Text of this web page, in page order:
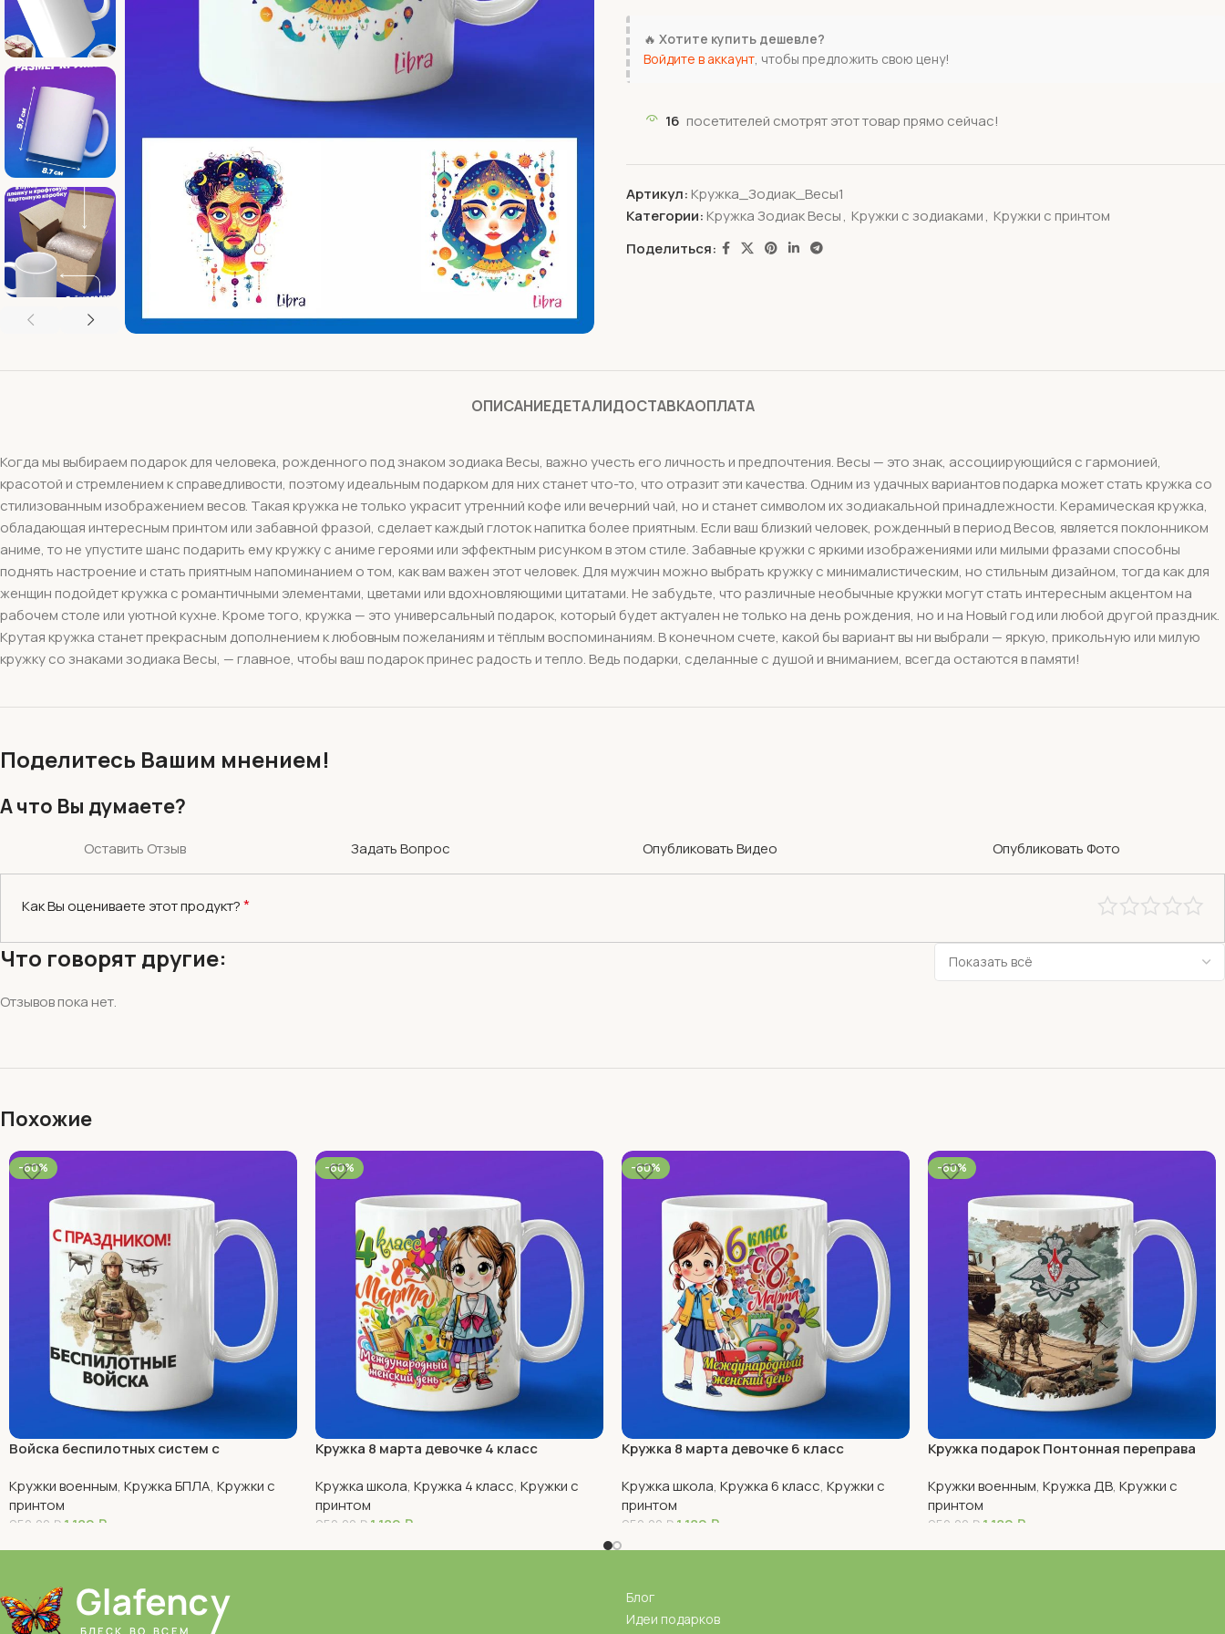
🔥 Хотите купить дешевле?
Войдите в аккаунт, чтобы предложить свою цену!
16 посетителей смотрят этот товар прямо сейчас!
Артикул: Кружка_Зодиак_Весы1
Категории: Кружка Зодиак Весы, Кружки с зодиаками, Кружки с принтом
Поделиться:
ОПИСАНИЕДЕТАЛИДОСТАВКАОПЛАТА
Когда мы выбираем подарок для человека, рожденного под знаком зодиака Весы, важно учесть его личность и предпочтения. Весы — это знак, ассоциирующийся с гармонией,
красотой и стремлением к справедливости, поэтому идеальным подарком для них станет что-то, что отразит эти качества. Одним из удачных вариантов подарка может стать кружка со
стилизованным изображением весов. Такая кружка не только украсит утренний кофе или вечерний чай, но и станет символом их зодиакальной принадлежности. Керамическая кружка,
обладающая интересным принтом или забавной фразой, сделает каждый глоток напитка более приятным. Если ваш близкий человек, рожденный в период Весов, является поклонником
аниме, то не упустите шанс подарить ему кружку с аниме героями или эффектным рисунком в этом стиле. Забавные кружки с яркими изображениями или милыми фразами способны
поднять настроение и стать приятным напоминанием о том, как вам важен этот человек. Для мужчин можно выбрать кружку с минималистическим, но стильным дизайном, тогда как для
женщин подойдет кружка с романтичными элементами, цветами или вдохновляющими цитатами. Не забудьте, что различные необычные кружки могут стать интересным акцентом на
рабочем столе или уютной кухне. Кроме того, кружка — это универсальный подарок, который будет актуален не только на день рождения, но и на Новый год или любой другой праздник.
Крутая кружка станет прекрасным дополнением к любовным пожеланиям и тёплым воспоминаниям. В конечном счете, какой бы вариант вы ни выбрали — яркую, прикольную или милую
кружку со знаками зодиака Весы, — главное, чтобы ваш подарок принес радость и тепло. Ведь подарки, сделанные с душой и вниманием, всегда остаются в памяти!
Поделитесь Вашим мнением!
А что Вы думаете?
Оставить Отзыв Задать Вопрос Опубликовать Видео Опубликовать Фото
Как Вы оцениваете этот продукт?*
Что говорят другие:
Отзывов пока нет.
Похожие
-60%
Войска беспилотных систем с
Кружки военным, Кружка БПЛА, Кружки с
принтом
950,00 ₽ 1 180 ₽
В Корзину
-60%
Кружка 8 марта девочке 4 класс
Кружка школа, Кружка 4 класс, Кружки с
принтом
950,00 ₽ 1 180 ₽
В Корзину
-60%
Кружка 8 марта девочке 6 класс
Кружка школа, Кружка 6 класс, Кружки с
принтом
950,00 ₽ 1 180 ₽
В Корзину
-60%
Кружка подарок Понтонная переправа
Кружки военным, Кружка ДВ, Кружки с
принтом
950,00 ₽ 1 180 ₽
В Корзину
Блог
Идеи подарков